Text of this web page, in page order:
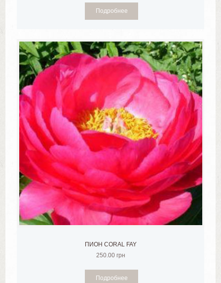
Подробнее
ПИОН CORAL FAY
250.00 грн
Подробнее